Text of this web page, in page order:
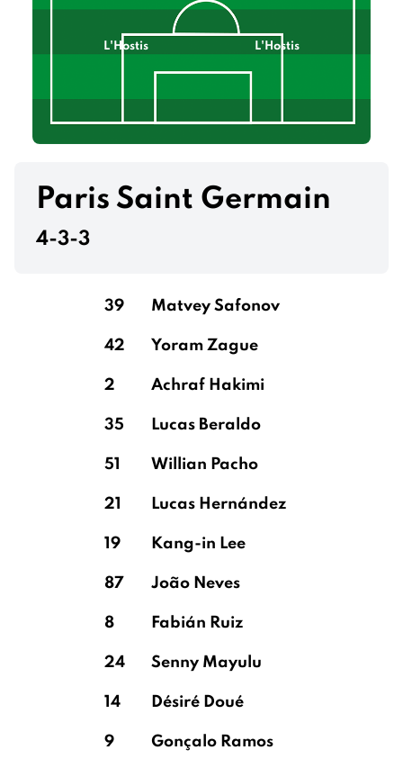
L'Hostis L'Hostis
Paris Saint Germain
4-3-3
39 Matvey Safonov
42 Yoram Zague
2 Achraf Hakimi
35 Lucas Beraldo
51 Willian Pacho
21 Lucas Hernández
19 Kang-in Lee
87 João Neves
8 Fabián Ruiz
24 Senny Mayulu
14 Désiré Doué
9 Gonçalo Ramos